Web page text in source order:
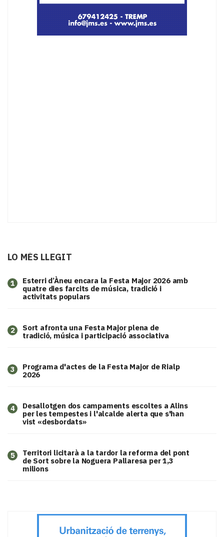
LO MÉS LLEGIT
1
Esterri d’Àneu encara la Festa Major 2026 amb
quatre dies farcits de música, tradició i
activitats populars
2
Sort afronta una Festa Major plena de
tradició, música i participació associativa
3
Programa d'actes de la Festa Major de Rialp
2026
4
​Desallotgen dos campaments escoltes a Alins
per les tempestes i l'alcalde alerta que s'han
vist «desbordats»
5
Territori licitarà a la tardor la reforma del pont
de Sort sobre la Noguera Pallaresa per 1,3
milions